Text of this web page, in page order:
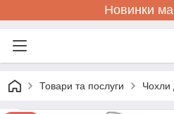
Новинки
Товари та послуги Чохли